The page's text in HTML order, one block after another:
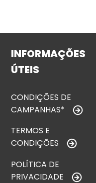
INFORMAÇÕES
ÚTEIS
CONDIÇÕES DE
CAMPANHAS*
TERMOS E
CONDIÇÕES
POLÍTICA DE
PRIVACIDADE